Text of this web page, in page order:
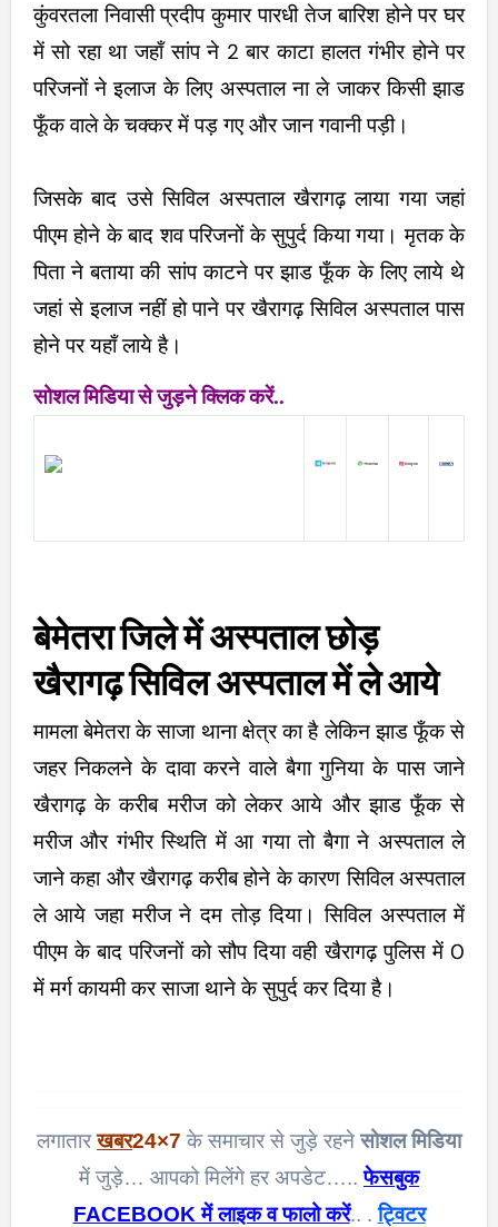
कुंवरतला निवासी प्रदीप कुमार पारधी तेज बारिश होने पर घर
में सो रहा था जहाँ सांप ने 2 बार काटा हालत गंभीर होने पर
परिजनों ने इलाज के लिए अस्पताल ना ले जाकर किसी झाड
फूँक वाले के चक्कर में पड़ गए और जान गवानी पड़ी।
जिसके बाद उसे सिविल अस्पताल खैरागढ़ लाया गया जहां
पीएम होने के बाद शव परिजनों के सुपुर्द किया गया। मृतक के
पिता ने बताया की सांप काटने पर झाड फूँक के लिए लाये थे
जहां से इलाज नहीं हो पाने पर खैरागढ़ सिविल अस्पताल पास
होने पर यहाँ लाये है।
सोशल मिडिया से जुड़ने क्लिक करें..
बेमेतरा जिले में अस्पताल छोड़
खैरागढ़ सिविल अस्पताल में ले आये
मामला बेमेतरा के साजा थाना क्षेत्र का है लेकिन झाड फूँक से
जहर निकलने के दावा करने वाले बैगा गुनिया के पास जाने
खैरागढ़ के करीब मरीज को लेकर आये और झाड फूँक से
मरीज और गंभीर स्थिति में आ गया तो बैगा ने अस्पताल ले
जाने कहा और खैरागढ़ करीब होने के कारण सिविल अस्पताल
ले आये जहा मरीज ने दम तोड़ दिया। सिविल अस्पताल में
पीएम के बाद परिजनों को सौप दिया वही खैरागढ़ पुलिस में 0
में मर्ग कायमी कर साजा थाने के सुपुर्द कर दिया है।
लगातारखबर24×7 के समाचार से जुड़े रहनेसोशल मिडिया
में जुड़े… आपको मिलेंगे हर अपडेट…..फेसबुक
FACEBOOK में लाइक व फालो करें.. .ट्विटर